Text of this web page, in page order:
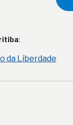
:
da Liberdade